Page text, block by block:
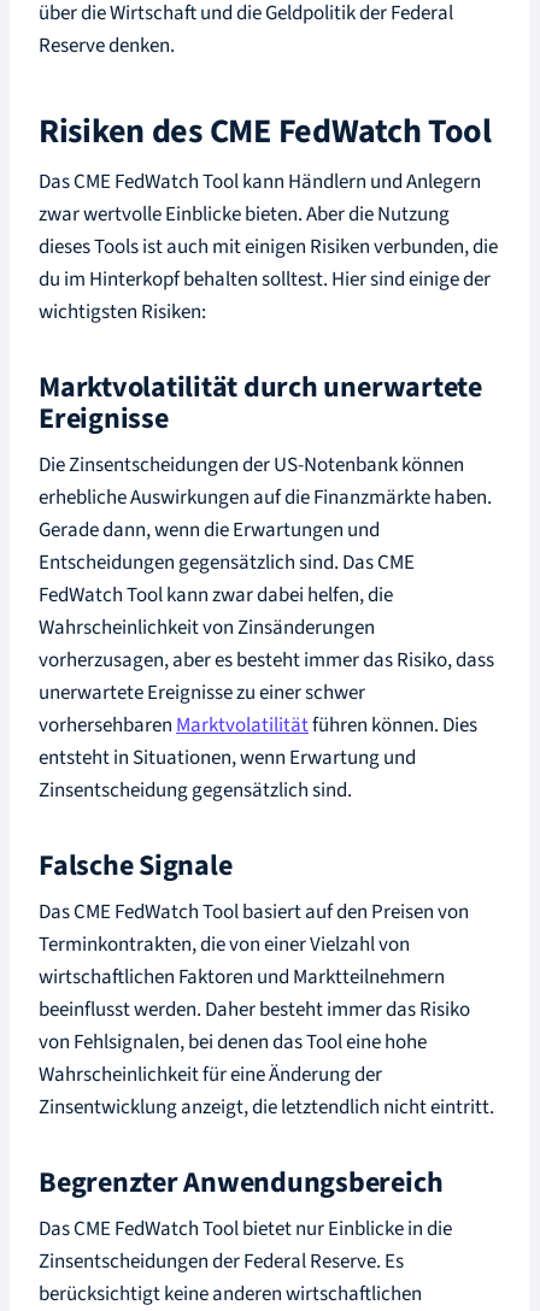
über die Wirtschaft und die Geldpolitik der Federal
Reserve denken.
Risiken des CME FedWatch Tool
Das CME FedWatch Tool kann Händlern und Anlegern
zwar wertvolle Einblicke bieten. Aber die Nutzung
dieses Tools ist auch mit einigen Risiken verbunden, die
du im Hinterkopf behalten solltest. Hier sind einige der
wichtigsten Risiken:
Marktvolatilität durch unerwartete
Ereignisse
Die Zinsentscheidungen der US-Notenbank können
erhebliche Auswirkungen auf die Finanzmärkte haben.
Gerade dann, wenn die Erwartungen und
Entscheidungen gegensätzlich sind. Das CME
FedWatch Tool kann zwar dabei helfen, die
Wahrscheinlichkeit von Zinsänderungen
vorherzusagen, aber es besteht immer das Risiko, dass
unerwartete Ereignisse zu einer schwer
vorhersehbarenMarktvolatilitätführen können. Dies
entsteht in Situationen, wenn Erwartung und
Zinsentscheidung gegensätzlich sind.
Falsche Signale
Das CME FedWatch Tool basiert auf den Preisen von
Terminkontrakten, die von einer Vielzahl von
wirtschaftlichen Faktoren und Marktteilnehmern
beeinflusst werden. Daher besteht immer das Risiko
von Fehlsignalen, bei denen das Tool eine hohe
Wahrscheinlichkeit für eine Änderung der
Zinsentwicklung anzeigt, die letztendlich nicht eintritt.
Begrenzter Anwendungsbereich
Das CME FedWatch Tool bietet nur Einblicke in die
Zinsentscheidungen der Federal Reserve. Es
berücksichtigt keine anderen wirtschaftlichen